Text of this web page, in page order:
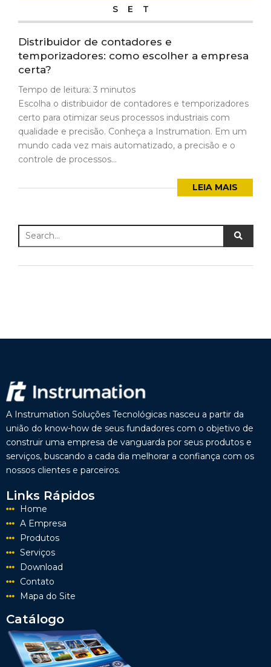
SET
Distribuidor de contadores e
temporizadores: como escolher a empresa
certa?
Tempo de leitura: 3 minutos
Escolha o distribuidor de contadores e temporizadores
certo para otimizar seus processos industriais com
qualidade e precisão. Conheça a Instrumation. Em um
mundo cada vez mais automatizado, a precisão e o
controle de processos...
LEIA MAIS
A Instrumation Soluções Tecnológicas nasceu a partir da
união do know-how de seus fundadores com o objetivo de
construir uma empresa de vanguarda por seus produtos e
serviços, buscando a cada dia melhorar a confiança com os
nossos clientes e parceiros.
Links Rápidos
Home
A Empresa
Produtos
Serviços
Download
Contato
Mapa do Site
Catálogo